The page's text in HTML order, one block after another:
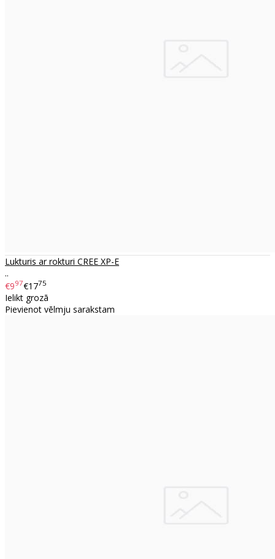
Lukturis ar rokturi CREE XP-E
..
€997€1775
Ielikt grozā
Pievienot vēlmju sarakstam